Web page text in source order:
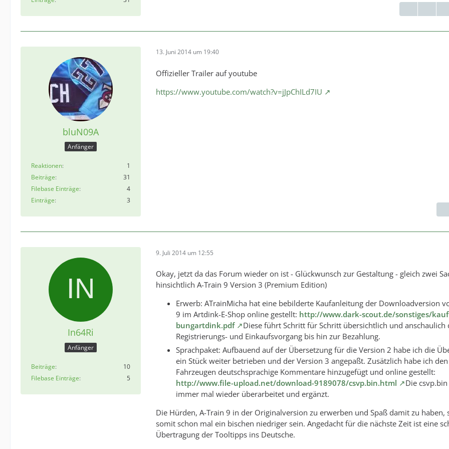
bluN09A
Anfänger
Reaktionen
1
Beiträge
31
Filebase Einträge
4
Einträge
3
13. Juni 2014 um 19:40
Offizieller Trailer auf youtube
https://www.youtube.com/watch?v=jJpChILd7IU
In64Ri
Anfänger
Beiträge
10
Filebase Einträge
5
9. Juli 2014 um 12:55
Okay, jetzt da das Forum wieder on ist - Glückwunsch zur Gestaltung - gleich zwei
hinsichtlich A-Train 9 Version 3 (Premium Edition)
Erwerb: ATrainMicha hat eine bebilderte Kaufanleitung der Downloadversion
9 im Artdink-E-Shop online gestellt: http://www.dark-scout.de/sonstiges/
bungartdink.pdf
Diese führt Schritt für Schritt übersichtlich und anschaulich
Registrierungs- und Einkaufsvorgang bis hin zur Bezahlung.
Sprachpaket: Aufbauend auf der Übersetzung für die Version 2 habe ich die
ein Stück weiter betrieben und der Version 3 angepaßt. Zusätzlich habe ich den
Fahrzeugen deutschsprachige Kommentare hinzugefügt und online gestellt:
http://www.file-upload.net/download-9189078/csvp.bin.html
Die
immer mal wieder überarbeitet und ergänzt.
Die Hürden, A-Train 9 in der Originalversion zu erwerben und Spaß damit zu haben,
somit schon mal ein bischen niedriger sein. Angedacht für die nächste Zeit ist eine
Übertragung der Tooltipps ins Deutsche.